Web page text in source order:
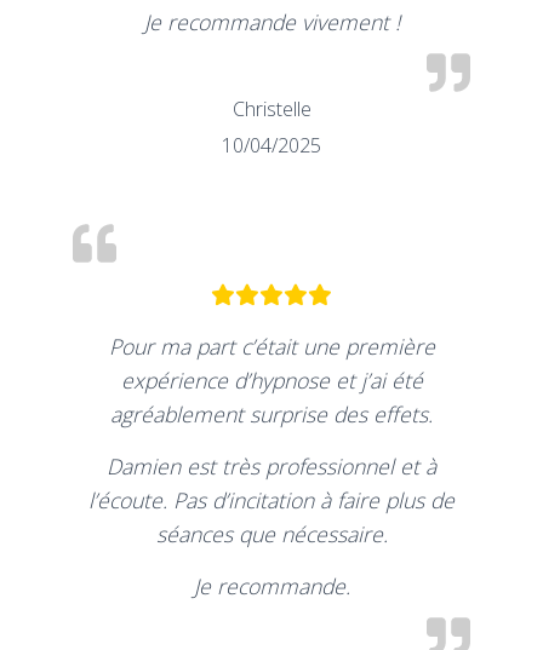
Je recommande vivement !
Christelle
10/04/2025
Pour ma part c’était une première
expérience d’hypnose et j’ai été
agréablement surprise des effets.
Damien est très professionnel et à
l’écoute. Pas d’incitation à faire plus de
séances que nécessaire.
Je recommande.